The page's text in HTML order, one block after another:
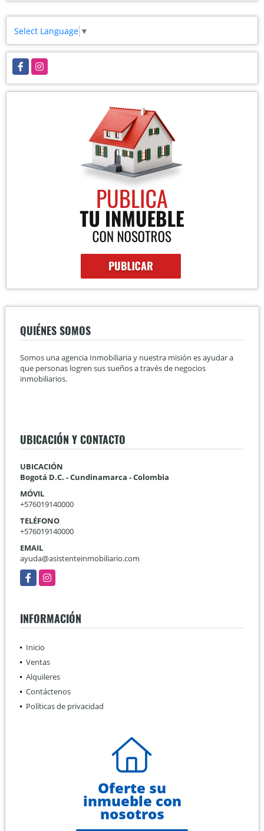
Select Language ▼
FacebookInstagram
QUIÉNES SOMOS
Somos una agencia Inmobiliaria y nuestra misión es ayudar a
que personas logren sus sueños a través de negocios
inmobiliarios.
UBICACIÓN Y CONTACTO
UBICACIÓN
Bogotá D.C. - Cundinamarca - Colombia
MÓVIL
+576019140000
TELÉFONO
+576019140000
EMAIL
ayuda@asistenteinmobiliario.com
FacebookInstagram
INFORMACIÓN
Inicio
Ventas
Alquileres
Contáctenos
Políticas de privacidad
Oferte su
inmueble con
nosotros